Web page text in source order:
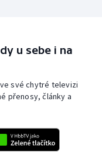
u sebe i na
ve své chytré televizi
přenosy, články a